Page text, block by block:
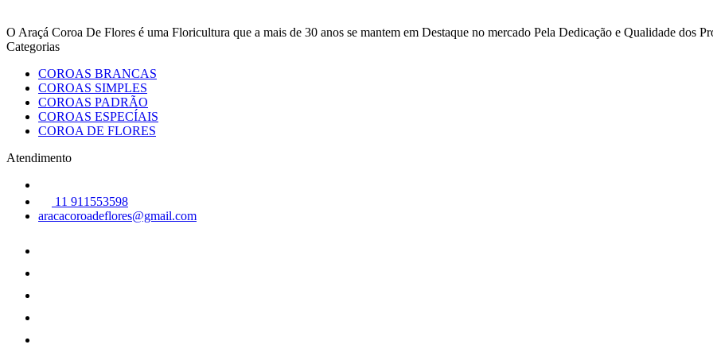
O Araçá Coroa De Flores é uma Floricultura que a mais de 30 anos se mantem em Destaque no mercado Pela Dedicação e Qualidade dos
Categorias
COROAS BRANCAS
COROAS SIMPLES
COROAS PADRÃO
COROAS ESPECÍAIS
COROA DE FLORES
Atendimento
11 911553598
aracacoroadeflores@gmail.com